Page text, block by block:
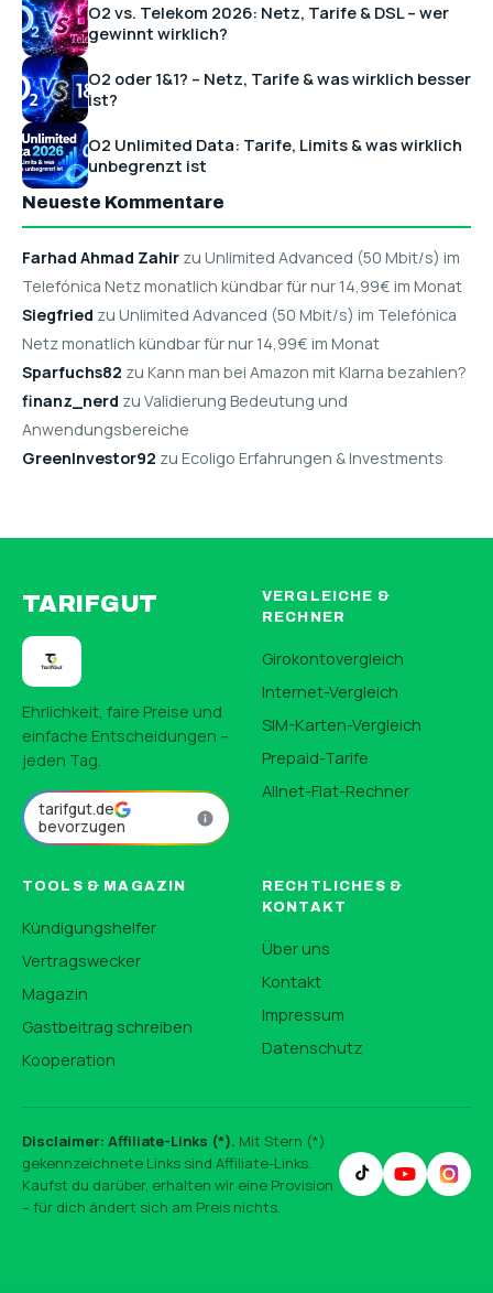
O2 vs. Telekom 2026: Netz, Tarife & DSL – wer
gewinnt wirklich?
O2 oder 1&1? – Netz, Tarife & was wirklich besser
ist?
O2 Unlimited Data: Tarife, Limits & was wirklich
unbegrenzt ist
Neueste Kommentare
Farhad Ahmad Zahir zu Unlimited Advanced (50 Mbit/s) im
Telefónica Netz monatlich kündbar für nur 14,99€ im Monat
Siegfried zu Unlimited Advanced (50 Mbit/s) im Telefónica
Netz monatlich kündbar für nur 14,99€ im Monat
Sparfuchs82 zu Kann man bei Amazon mit Klarna bezahlen?
finanz_nerd zu Validierung Bedeutung und
Anwendungsbereiche
GreenInvestor92 zu Ecoligo Erfahrungen & Investments
TARIFGUT
Ehrlichkeit, faire Preise und
einfache Entscheidungen –
jeden Tag.
tarifgut.de
bevorzugen
VERGLEICHE &
RECHNER
Girokontovergleich
Internet-Vergleich
SIM-Karten-Vergleich
Prepaid-Tarife
Allnet-Flat-Rechner
TOOLS & MAGAZIN
Kündigungshelfer
Vertragswecker
Magazin
Gastbeitrag schreiben
Kooperation
RECHTLICHES &
KONTAKT
Über uns
Kontakt
Impressum
Datenschutz
Disclaimer: Affiliate-Links (*). Mit Stern (*)
gekennzeichnete Links sind Affiliate-Links.
Kaufst du darüber, erhalten wir eine Provision
– für dich ändert sich am Preis nichts.